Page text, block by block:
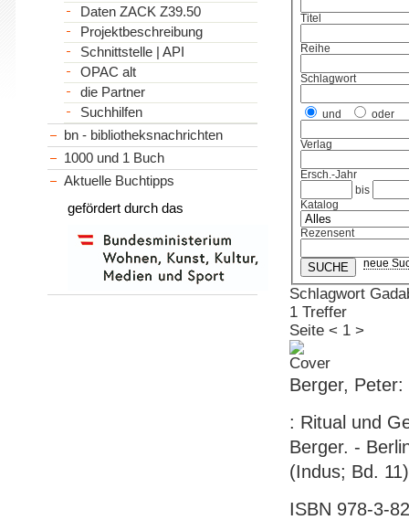
Titel
Reihe
Schlagwort
und oder
Verlag
Ersch.-Jahr
bis
Katalog
Rezensent
neue
Schlagwort
1 Treffer
Seite < 1 >
Berger,
: Ritual und
Berger. -
(Indus; Bd. 11)
ISBN 978-3-
Daten ZACK Z39.50
Projektbeschreibung
Schnittstelle | API
OPAC alt
die Partner
Suchhilfen
bn - bibliotheksnachrichten
1000 und 1 Buch
Aktuelle Buchtipps
gefördert durch das